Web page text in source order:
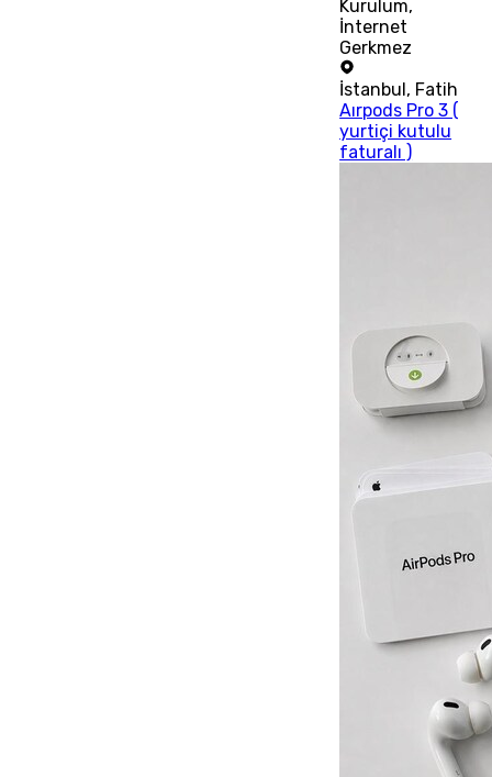
Kurulum,
İnternet
Gerkmez
İstanbul , Fatih
Aırpods Pro 3 (
yurtiçi kutulu
faturalı )